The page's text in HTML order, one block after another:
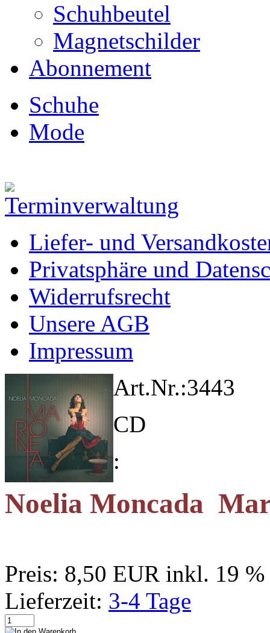
Schuhbeutel
Magnetschilder
Abonnement
Schuhe
Mode
Liefer- und
Privatsphäre und
Widerrufsrecht
Unsere AGB
Impressum
Art.Nr.:3443
CD
:
Noelia Moncada
Preis: 8,50 EUR inkl. 19
Lieferzeit: 3-4 Tage